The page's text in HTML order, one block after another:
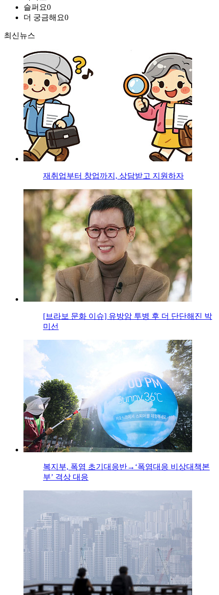
슬퍼요0
더 궁금해요0
최신뉴스
재취업부터 창업까지, 상담받고 지원하자
[브라보 문화 이슈] 유방암 투병 후 더 단단해진 박
미선
복지부, 폭염 초기대응반→‘폭염대응 비상대책본
부’ 격상 대응